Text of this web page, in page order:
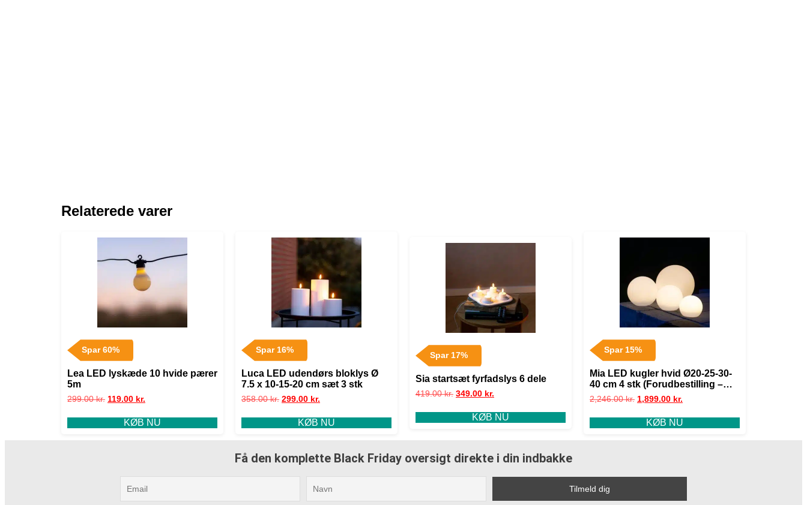
Relaterede varer
Spar 60%
Lea LED lyskæde 10 hvide pærer
5m
299.00kr. 119.00 kr.
KØB NU
Spar 16%
Luca LED udendørs bloklys Ø
7.5 x 10-15-20 cm sæt 3 stk
358.00kr. 299.00 kr.
KØB NU
Spar 17%
Sia startsæt fyrfadslys 6 dele
419.00kr. 349.00 kr.
KØB NU
Spar 15%
Mia LED kugler hvid Ø20-25-30-
40 cm 4 stk (Forudbestilling –
sendes 10-15 dec)
2,246.00kr. 1,899.00 kr.
KØB NU
Få den komplette Black Friday oversigt direkte i din indbakke